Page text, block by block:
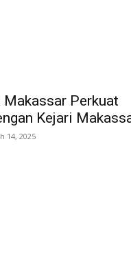
Perkuat
Kejari
14, 2025